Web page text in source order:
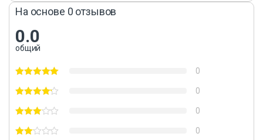
На основе 0 отзывов
0.0
общий
0
0
0
0